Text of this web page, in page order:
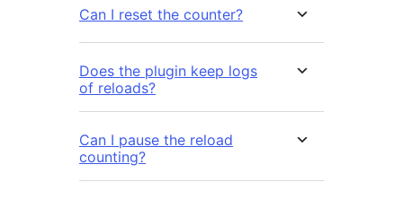
Can I reset the counter?
Does the plugin keep logs
of reloads?
Can I pause the reload
counting?